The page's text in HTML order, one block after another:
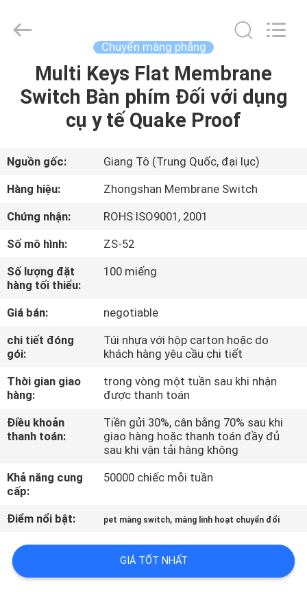
TRANG
CHỦ
SẢN
PHẨM
VỀ
CHÚNG
TÔI
THAM
QUAN
NHÀ
MÁY
KIỂM
SOÁT
CHẤT
LƯỢNG
Zhongshan
Membrane
Reserved.
Chuyển màng phẳng
Multi Keys Flat Membrane
Switch Bàn phím Đối với dụng
cụ y tế Quake Proof
Nguồn gốc:
Giang Tô (Trung Quốc, đại lục)
Hàng hiệu:
Zhongshan Membrane Switch
Chứng nhận:
ROHS ISO9001, 2001
Số mô hình:
ZS-52
Số lượng đặt
hàng tối thiểu:
100 miếng
Giá bán:
negotiable
chi tiết đóng
gói:
Túi nhựa với hộp carton hoặc do
khách hàng yêu cầu chi tiết
Thời gian giao
hàng:
trong vòng một tuần sau khi nhận
được thanh toán
Điều khoản
thanh toán:
Tiền gửi 30%, cân bằng 70% sau khi
giao hàng hoặc thanh toán đầy đủ
sau khi vận tải hàng không
Khả năng cung
cấp:
50000 chiếc mỗi tuần
Điểm nổi bật: pet màng switch, màng linh hoạt chuyển đổi
GIÁ TỐT NHẤT